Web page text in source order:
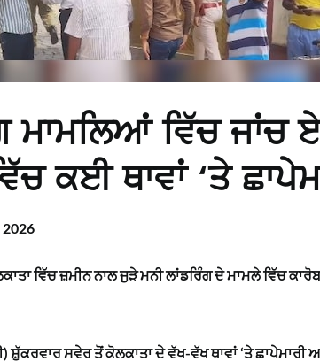
ਮਾਮਲਿਆਂ ਵਿੱਚ ਜਾਂਚ
ਕਈ ਥਾਵਾਂ ‘ਤੇ
ਵਿੱਚ ਜ਼ਮੀਨ ਨਾਲ ਜੁੜੇ ਮਨੀ ਲਾਂਡਰਿੰਗ ਦੇ ਮਾਮਲੇ ਵਿੱਚ
ਸਵੇਰ ਤੋਂ ਕੋਲਕਾਤਾ ਦੇ ਵੱਖ-ਵੱਖ ਥਾਵਾਂ ‘ਤੇ ਛਾਪੇਮਾਰੀ